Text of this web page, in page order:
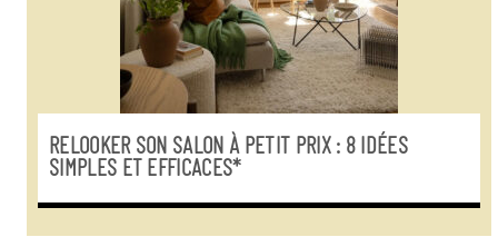
RELOOKER SON SALON À PETIT PRIX : 8 IDÉES
SIMPLES ET EFFICACES*